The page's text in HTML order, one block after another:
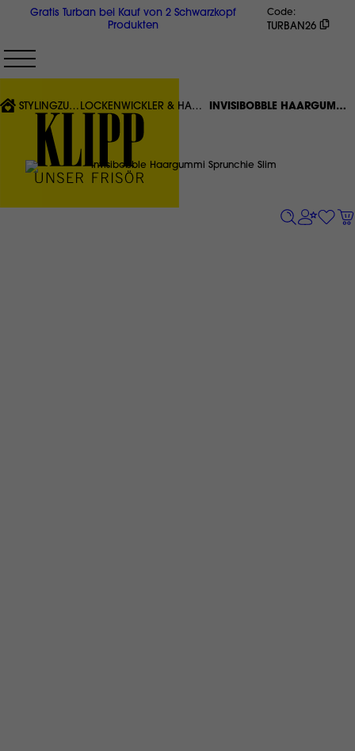
Gratis Turban bei Kauf von 2 Schwarzkopf
Produkten
Code
TURBAN26
STYLINGZUBEHÖR LOCKENWICKLER & HAARACCESSOIRES {'CURRENT'|T}:
INVISIBOBBLE HAARGUMMI SPRUNCHIE SLIM